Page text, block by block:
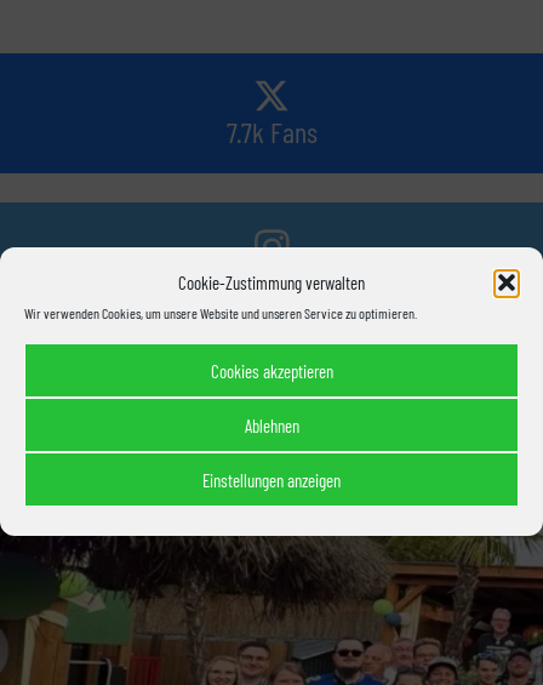
Cookie-Zustimmung verwalten
Wir verwenden Cookies, um unsere Website und unseren Service zu optimieren.
Cookies akzeptieren
Ablehnen
Einstellungen anzeigen
7.7k Fans
14k Fans
520 Abonnenten